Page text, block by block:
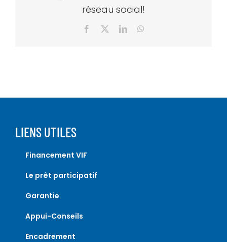
réseau social!
Facebook LinkedIn
LIENS UTILES
Financement VIF
Le prêt participatif
Garantie
Appui-Conseils
Encadrement